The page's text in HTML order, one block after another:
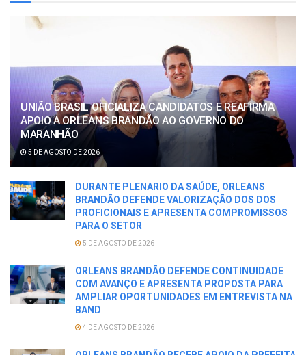
UNIÃO BRASIL OFICIALIZA CANDIDATOS E REAFIRMA
APOIO A ORLEANS BRANDÃO AO GOVERNO DO
MARANHÃO
5 DE AGOSTO DE 2026
DURANTE PLENARIO DA SAÚDE, ORLEANS
BRANDÃO DEFENDE VALORIZAÇÃO DOS DOS
PROFICIONAIS E APRESENTA COMPROMISSOS
PARA O SETOR
5 DE AGOSTO DE 2026
ORLEANS BRANDÃO DEFENDE CONTINUIDADE
COM AVANÇO E APRESENTA PROPOSTA PARA
AMPLIAR OPORTUNIDADES EM ENTREVISTA NA
BAND
4 DE AGOSTO DE 2026